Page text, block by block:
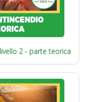
2 - parte teorica